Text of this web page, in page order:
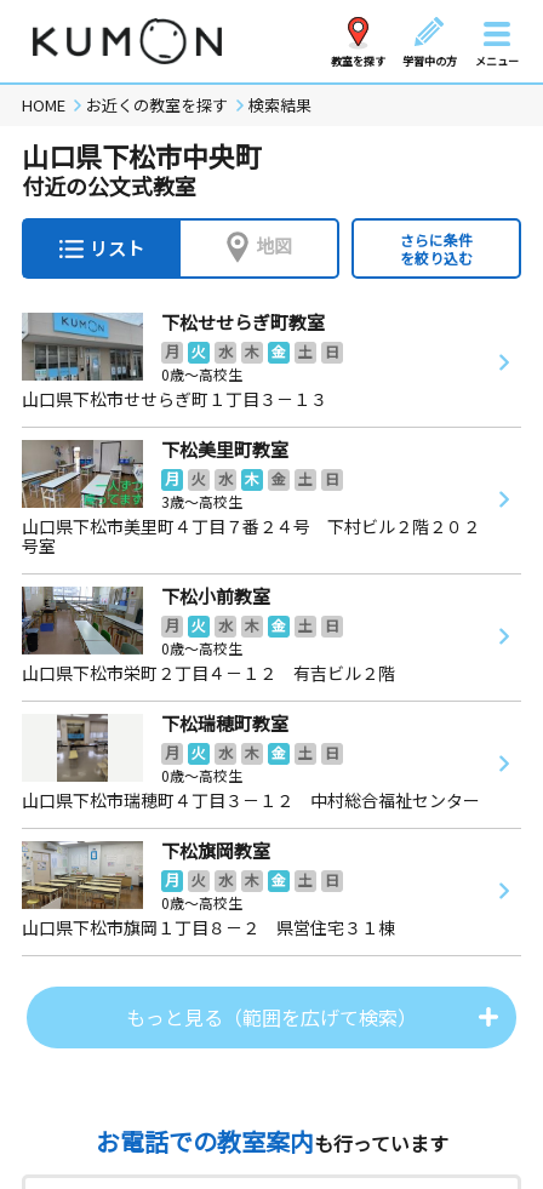
教室を探す 学習中の方 メニュー
HOME お近くの教室を探す 検索結果
山口県下松市中央町
付近の公文式教室
リスト 地図
さらに条件
を絞り込む
下松せせらぎ町教室
月 火 水 木 金 土
日
0歳～高校生
山口県下松市せせらぎ町１丁目３－１３
下松美里町教室
月 火 水 木 金 土
日
3歳～高校生
山口県下松市美里町４丁目７番２４号 下村ビル２階２０２
号室
下松小前教室
月 火 水 木 金 土
日
0歳～高校生
山口県下松市栄町２丁目４－１２ 有吉ビル２階
下松瑞穂町教室
月 火 水 木 金 土
日
0歳～高校生
山口県下松市瑞穂町４丁目３－１２ 中村総合福祉センター
下松旗岡教室
月 火 水 木 金 土
日
0歳～高校生
山口県下松市旗岡１丁目８－２ 県営住宅３１棟
もっと見る（範囲を広げて検索）
お電話での教室案内も行っています